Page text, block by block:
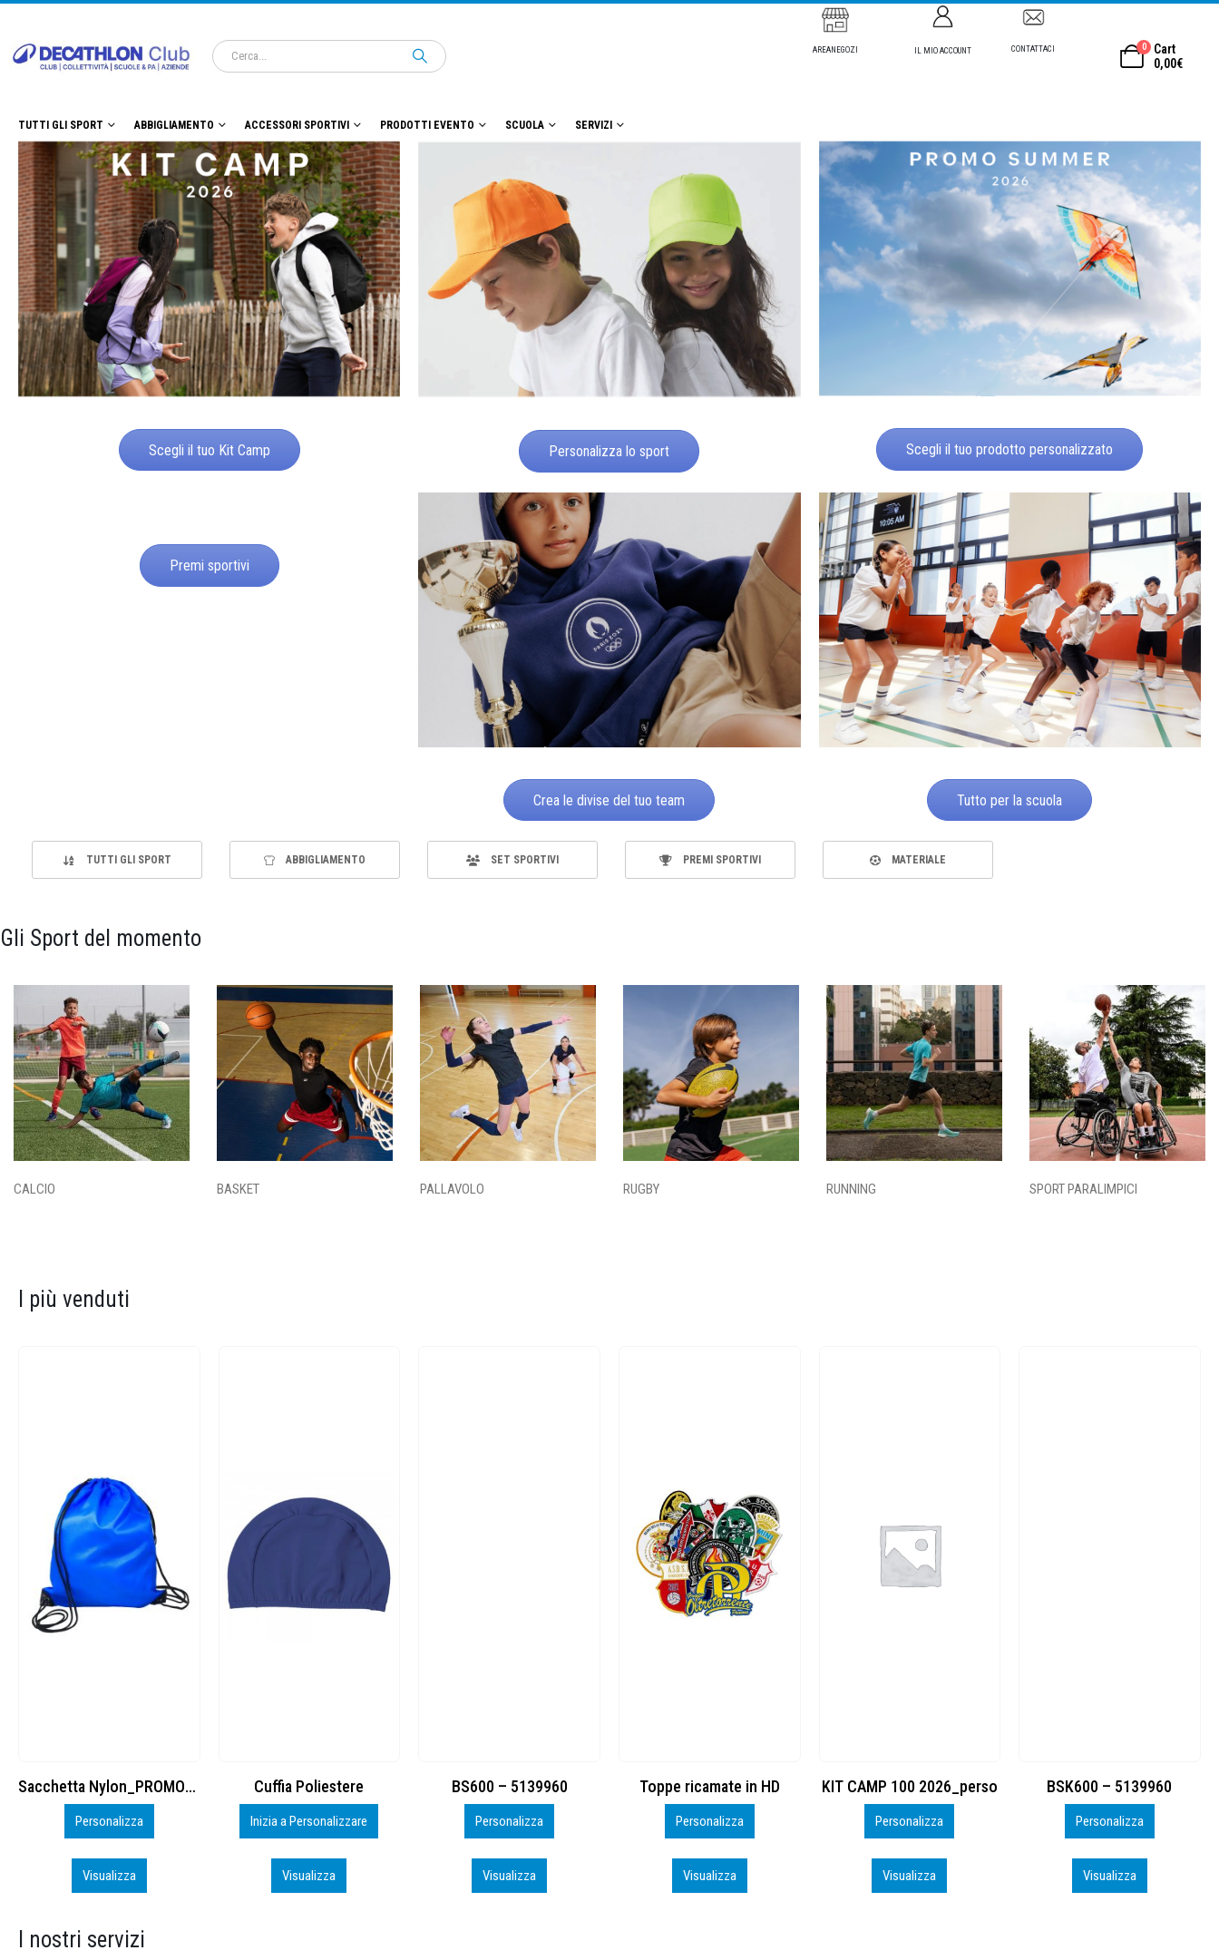
AREANEGOZI IL MIO ACCOUNT CONTATTACI 0
Cart
0,00€
TUTTI GLI SPORT ABBIGLIAMENTO ACCESSORI SPORTIVI PRODOTTI EVENTO SCUOLA SERVIZI
Scegli il tuo Kit Camp Personalizza lo sport Scegli il tuo prodotto personalizzato
Premi sportivi
Crea le divise del tuo team Tutto per la scuola
TUTTI GLI SPORT ABBIGLIAMENTO SET SPORTIVI PREMI SPORTIVI MATERIALE
Gli Sport del momento
CALCIO BASKET PALLAVOLO RUGBY RUNNING SPORT PARALIMPICI
I più venduti
Cuffia Poliestere
Inizia a Personalizzare
Visualizza
BS600 – 5139960
Personalizza
Visualizza
Toppe ricamate in HD
Personalizza
Visualizza
KIT CAMP 100 2026_perso
Personalizza
Visualizza
BSK600 – 5139960
Personalizza
Visualizza
DTF
Personalizza
Visualizza
I nostri servizi